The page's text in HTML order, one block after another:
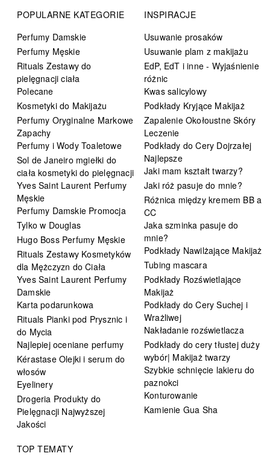
POPULARNE KATEGORIE
Perfumy Damskie
Perfumy Męskie
Rituals Zestawy do
pielęgnacji ciała
Polecane
Kosmetyki do Makijażu
Perfumy Oryginalne Markowe
Zapachy
Perfumy i Wody Toaletowe
Sol de Janeiro mgiełki do
ciała kosmetyki do pielęgnacji
Yves Saint Laurent Perfumy
Męskie
Perfumy Damskie Promocja
Tylko w Douglas
Hugo Boss Perfumy Męskie
Rituals Zestawy Kosmetyków
dla Mężczyzn do Ciała
Yves Saint Laurent Perfumy
Damskie
Karta podarunkowa
Rituals Pianki pod Prysznic i
do Mycia
Najlepiej oceniane perfumy
Kérastase Olejki i serum do
włosów
Eyelinery
Drogeria Produkty do
Pielęgnacji Najwyższej
Jakości
INSPIRACJE
Usuwanie prosaków
Usuwanie plam z makijażu
EdP, EdT i inne - Wyjaśnienie
różnic
Kwas salicylowy
Podkłady Kryjące Makijaż
Zapalenie Okołoustne Skóry
Leczenie
Podkłady do Cery Dojrzałej
Najlepsze
Jaki mam kształt twarzy?
Jaki róż pasuje do mnie?
Różnica między kremem BB a
CC
Jaka szminka pasuje do
mnie?
Podkłady Nawilżające Makijaż
Tubing mascara
Podkłady Rozświetlające
Makijaż
Podkłady do Cery Suchej i
Wrażliwej
Nakładanie rozświetlacza
Podkłady do cery tłustej duży
wybór| Makijaż twarzy
Szybkie schnięcie lakieru do
paznokci
Konturowanie
Kamienie Gua Sha
TOP TEMATY